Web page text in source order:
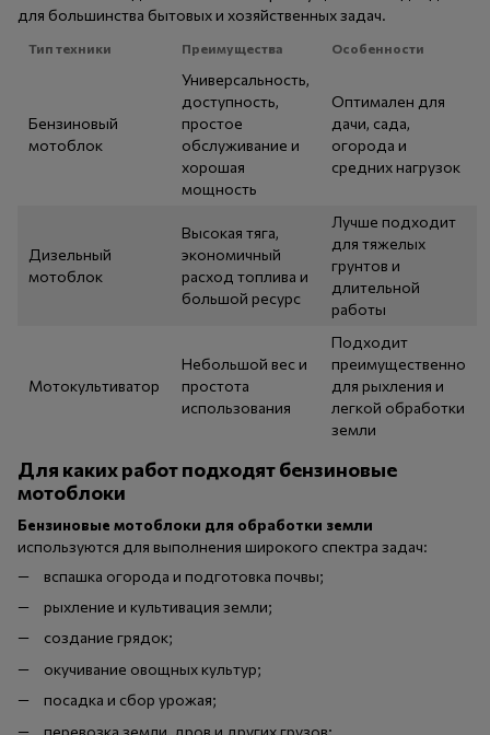
для большинства бытовых и хозяйственных задач.
Тип техники Преимущества Особенности
Бензиновый
мотоблок
Универсальность,
доступность,
простое
обслуживание и
хорошая
мощность
Оптимален для
дачи, сада,
огорода и
средних нагрузок
Дизельный
мотоблок
Высокая тяга,
экономичный
расход топлива и
большой ресурс
Лучше подходит
для тяжелых
грунтов и
длительной
работы
Мотокультиватор
Небольшой вес и
простота
использования
Подходит
преимущественно
для рыхления и
легкой обработки
земли
Для каких работ подходят бензиновые
мотоблоки
Бензиновые мотоблоки для обработки земли
используются для выполнения широкого спектра задач:
вспашка огорода и подготовка почвы;
рыхление и культивация земли;
создание грядок;
окучивание овощных культур;
посадка и сбор урожая;
перевозка земли, дров и других грузов;